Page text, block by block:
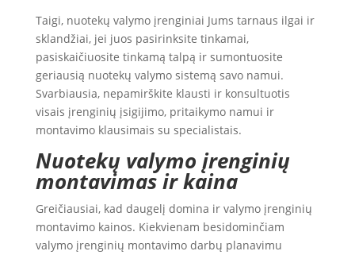
Taigi, nuotekų valymo įrenginiai Jums tarnaus ilgai ir
sklandžiai, jei juos pasirinksite tinkamai,
pasiskaičiuosite tinkamą talpą ir sumontuosite
geriausią nuotekų valymo sistemą savo namui.
Svarbiausia, nepamirškite klausti ir konsultuotis
visais įrenginių įsigijimo, pritaikymo namui ir
montavimo klausimais su specialistais.
Nuotekų valymo įrenginių
montavimas ir kaina
Greičiausiai, kad daugelį domina ir valymo įrenginių
montavimo kainos. Kiekvienam besidominčiam
valymo įrenginių montavimo darbų planavimu